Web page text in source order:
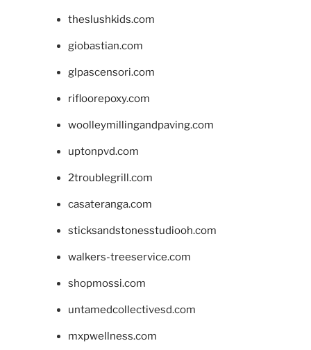
theslushkids.com
giobastian.com
glpascensori.com
rifloorepoxy.com
woolleymillingandpaving.com
uptonpvd.com
2troublegrill.com
casateranga.com
sticksandstonesstudiooh.com
walkers-treeservice.com
shopmossi.com
untamedcollectivesd.com
mxpwellness.com